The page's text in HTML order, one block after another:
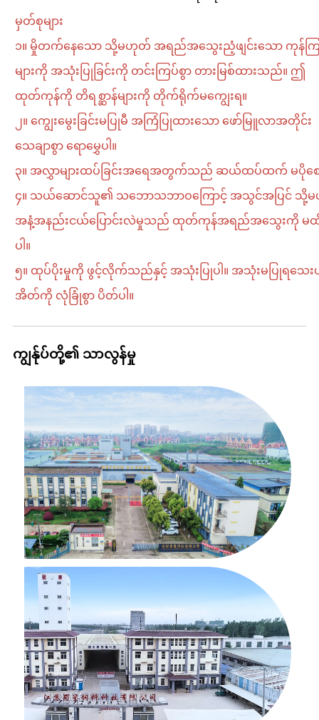
မှတ်စုများ
၁။ မှိုတက်နေသော သို့မဟုတ် အရည်အသွေးညံ့ဖျင်းသော ကုန်ကြ
များကို အသုံးပြုခြင်းကို တင်းကြပ်စွာ တားမြစ်ထားသည်။ ဤ
ထုတ်ကုန်ကို တိရစ္ဆာန်များကို တိုက်ရိုက်မကျွေးရ။
၂။ ကျွေးမွေးခြင်းမပြုမီ အကြံပြုထားသော ဖော်မြူလာအတိုင်း
သေချာစွာ ရောမွှေပါ။
၃။ အလွှာများထပ်ခြင်းအရေအတွက်သည် ဆယ်ထပ်ထက် မပိုစေ
၄။ သယ်ဆောင်သူ၏ သဘောသဘာဝကြောင့် အသွင်အပြင် သို့
အနံ့အနည်းငယ်ပြောင်းလဲမှုသည် ထုတ်ကုန်အရည်အသွေးကို မ
ပါ။
၅။ ထုပ်ပိုးမှုကို ဖွင့်လိုက်သည်နှင့် အသုံးပြုပါ။ အသုံးမပြုရသေး
အိတ်ကို လုံခြုံစွာ ပိတ်ပါ။
ကျွန်ုပ်တို့၏ သာလွန်မှု